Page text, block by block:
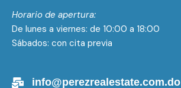
Horario de apertura:
De lunes a viernes: de 10:00 a 18:00
Sábados: con cita previa
info@perezrealestate.com.do